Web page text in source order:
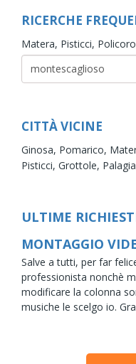
RICERCHE
Matera, Pisticci, Policoro
CITTÀ VICINE
Ginosa, Pomarico,
Pisticci, Grottole,
ULTIME
MONTAGGIO
Salve a tutti, per far
professionista nonchè
modificare la colonna
musiche le scelgo io.